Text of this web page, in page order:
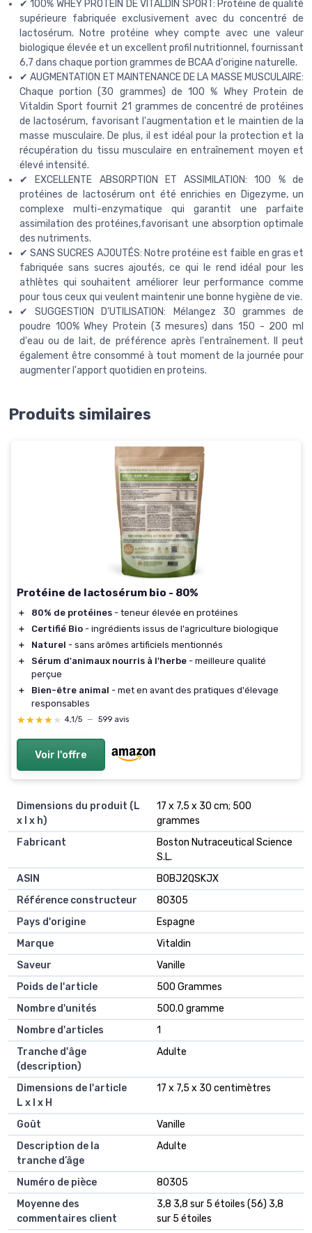
✔ 100% WHEY PROTEIN DE VITALDIN SPORT: Protéine de qualité
supérieure fabriquée exclusivement avec du concentré de
lactosérum. Notre protéine whey compte avec une valeur
biologique élevée et un excellent profil nutritionnel, fournissant
6,7 dans chaque portion grammes de BCAA d'origine naturelle.
✔ AUGMENTATION ET MAINTENANCE DE LA MASSE MUSCULAIRE:
Chaque portion (30 grammes) de 100 % Whey Protein de
Vitaldin Sport fournit 21 grammes de concentré de protéines
de lactosérum, favorisant l'augmentation et le maintien de la
masse musculaire. De plus, il est idéal pour la protection et la
récupération du tissu musculaire en entraînement moyen et
élevé intensité.
✔ EXCELLENTE ABSORPTION ET ASSIMILATION: 100 % de
protéines de lactosérum ont été enrichies en Digezyme, un
complexe multi-enzymatique qui garantit une parfaite
assimilation des protéines,favorisant une absorption optimale
des nutriments.
✔ SANS SUCRES AJOUTÉS: Notre protéine est faible en gras et
fabriquée sans sucres ajoutés, ce qui le rend idéal pour les
athlètes qui souhaitent améliorer leur performance comme
pour tous ceux qui veulent maintenir une bonne hygiène de vie.
✔ SUGGESTION D'UTILISATION: Mélangez 30 grammes de
poudre 100% Whey Protein (3 mesures) dans 150 - 200 ml
d'eau ou de lait, de préférence après l'entraînement. Il peut
également être consommé à tout moment de la journée pour
augmenter l'apport quotidien en proteins.
Produits similaires
Protéine de lactosérum bio - 80%
＋ 80% de protéines - teneur élevée en protéines
＋
Certifié Bio - ingrédients issus de l'agriculture biologique
＋
Naturel - sans arômes artificiels mentionnés
＋
Sérum d'animaux nourris à l'herbe - meilleure qualité
perçue
＋
Bien-être animal - met en avant des pratiques d'élevage
responsables
★★★★★
★★★★★ 4,1/5 — 599 avis
Voir l'offre
Dimensions du produit (L
x l x h)
17 x 7,5 x 30 cm; 500
grammes
Fabricant
Boston Nutraceutical Science
S.L.
ASIN
B0BJ2QSKJX
Référence constructeur
80305
Pays d'origine
Espagne
Marque
Vitaldin
Saveur
Vanille
Poids de l'article
500 Grammes
Nombre d'unités
500.0 gramme
Nombre d'articles
1
Tranche d'âge
(description)
Adulte
Dimensions de l'article
L x l x H
17 x 7,5 x 30 centimètres
Goût
Vanille
Description de la
tranche d’âge
Adulte
Numéro de pièce
80305
Moyenne des
commentaires client
3,8 3,8 sur 5 étoiles (56) 3,8
sur 5 étoiles